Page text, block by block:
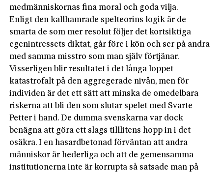
medmänniskornas fina moral och goda vilja.
Enligt den kallhamrade spelteorins logik är de
smarta de som mer resolut följer det kortsiktiga
egenintressets diktat, går före i kön och ser på andra
med samma misstro som man själv förtjänar.
Visserligen blir resultatet i det långa loppet
katastrofalt på den aggregerade nivån, men för
individen är det ett sätt att minska de omedelbara
riskerna att bli den som slutar spelet med Svarte
Petter i hand. De dumma svenskarna var dock
benägna att göra ett slags tilllitens hopp in i det
osäkra. I en hasardbetonad förväntan att andra
människor är hederliga och att de gemensamma
institutionerna inte är korrupta så satsade man på